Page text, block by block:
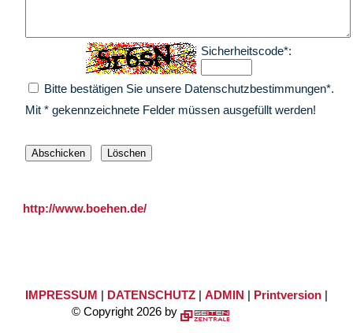
Sicherheitscode*:
Bitte bestätigen Sie unsere Datenschutzbestimmungen*.
Mit * gekennzeichnete Felder müssen ausgefüllt werden!
http://www.boehen.de/
IMPRESSUM | DATENSCHUTZ| ADMIN | Printversion|
© Copyright 2026 by